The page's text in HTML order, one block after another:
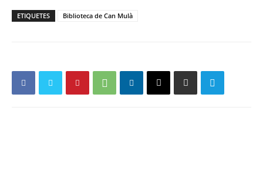
ETIQUETES Biblioteca de Can Mulà